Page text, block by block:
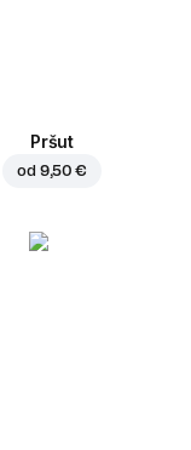
Pršut
od 9,50 €